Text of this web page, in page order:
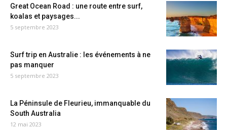
Great Ocean Road : une route entre surf,
koalas et paysages...
5 septembre 2023
Surf trip en Australie : les événements à ne
pas manquer
5 septembre 2023
La Péninsule de Fleurieu, immanquable du
South Australia
12 mai 2023